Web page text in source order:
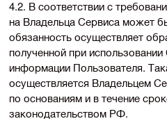
4.2. В соответствии с
на Владельца Сервиса может
обязанность осуществляет
полученной при
информации Пользователя.
осуществляется Владельцем
по основаниям и в течение
законодательством РФ.